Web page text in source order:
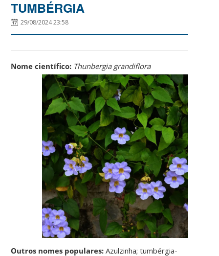
TUMBÉRGIA
29/08/2024 23:58
Nome científico: Thunbergia grandiflora
Outros nomes populares: Azulzinha; tumbérgia-